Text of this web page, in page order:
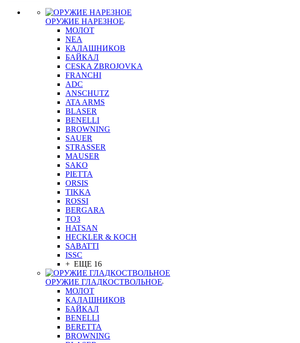
ОРУЖИЕ НАРЕЗНОЕ
МОЛОТ
NEA
КАЛАШНИКОВ
БАЙКАЛ
CESKA ZBROJOVKA
FRANCHI
ADC
ANSCHUTZ
ATA ARMS
BLASER
BENELLI
BROWNING
SAUER
STRASSER
MAUSER
SAKO
PIETTA
ORSIS
TIKKA
ROSSI
BERGARA
ТОЗ
HATSAN
HECKLER & KOCH
SABATTI
ISSC
+ ЕЩЕ 16
ОРУЖИЕ ГЛАДКОСТВОЛЬНОЕ
МОЛОТ
КАЛАШНИКОВ
БАЙКАЛ
BENELLI
BERETTA
BROWNING